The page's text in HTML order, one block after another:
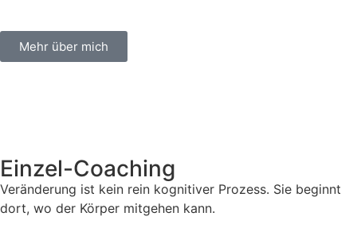
Mehr über mich
Einzel-Coaching
Veränderung ist kein rein kognitiver Prozess. Sie beginnt
dort, wo der Körper mitgehen kann.